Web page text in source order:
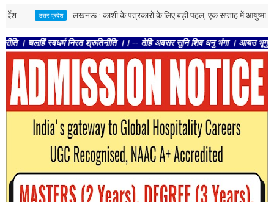
उत्तर-प्रदेश लखनऊ : काशी के पत्रकारों के लिए बड़ी पहल, एक सप्ताह में आयुष्मान कार्ड देने
निरत श्रुतिनीति ।। -- तेहि अवसर सुनि शिव धनु भंगा । आयउ भृगुकुल कमल